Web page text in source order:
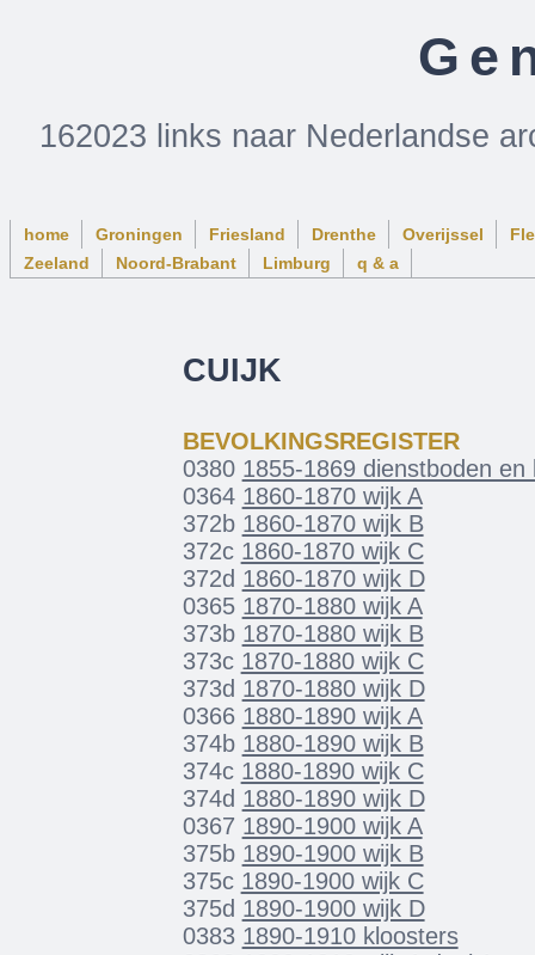
162023 links naar Nederlandse
home Groningen Friesland Drenthe Overijssel
Zeeland
Noord-Brabant Limburg q & a
CUIJK
BEVOLKINGSREGISTER
0380 1855-1869 dienstboden en
0364 1860-1870 wijk A
372b 1860-1870 wijk B
372c 1860-1870 wijk C
372d 1860-1870 wijk D
0365 1870-1880 wijk A
373b 1870-1880 wijk B
373c 1870-1880 wijk C
373d 1870-1880 wijk D
0366 1880-1890 wijk A
374b 1880-1890 wijk B
374c 1880-1890 wijk C
374d 1880-1890 wijk D
0367 1890-1900 wijk A
375b 1890-1900 wijk B
375c 1890-1900 wijk C
375d 1890-1900 wijk D
0383 1890-1910 kloosters